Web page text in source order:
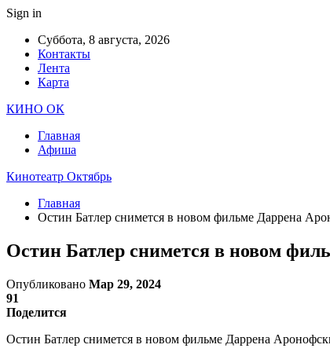
Sign in
Суббота, 8 августа, 2026
Контакты
Лента
Карта
КИНО ОК
Главная
Афиша
Кинотеатр Октябрь
Главная
Остин Батлер снимется в новом фильме Даррена
Остин Батлер снимется в новом
Опубликовано Мар 29, 2024
91
Поделится
Остин Батлер снимется в новом фильме Даррена